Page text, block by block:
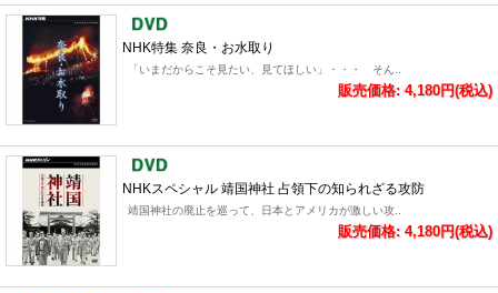
NHK特集 奈良・お水取り
「いまだからこそ見たい、見てほしい」・・・ そん..
販売価格: 4,180円(税込)
NHKスペシャル 靖国神社 占領下の知られざる攻防
靖国神社の廃止を巡って、日本とアメリカが激しい攻..
販売価格: 4,180円(税込)